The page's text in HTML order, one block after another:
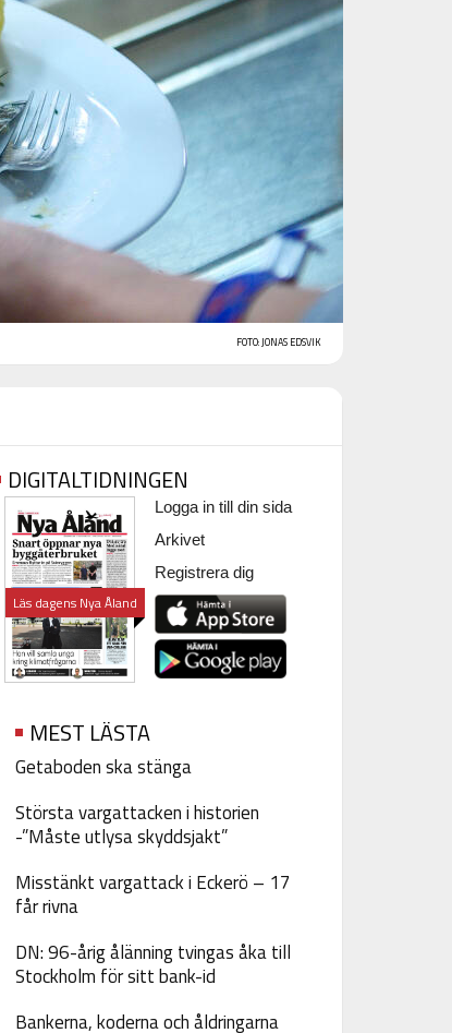
FOTO: JONAS EDSVIK
DIGITALTIDNINGEN
Läs dagens Nya Åland
Logga in till din sida
Arkivet
Registrera dig
MEST LÄSTA
Getaboden ska stänga
Största vargattacken i historien
-”Måste utlysa skyddsjakt”
Misstänkt vargattack i Eckerö – 17
får rivna
DN: 96-årig ålänning tvingas åka till
Stockholm för sitt bank-id
Bankerna, koderna och åldringarna